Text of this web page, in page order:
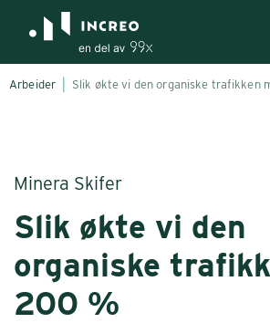
Arbeider Slik økte vi den organiske trafikken
Minera Skifer
Slik økte vi den
organiske
200 %